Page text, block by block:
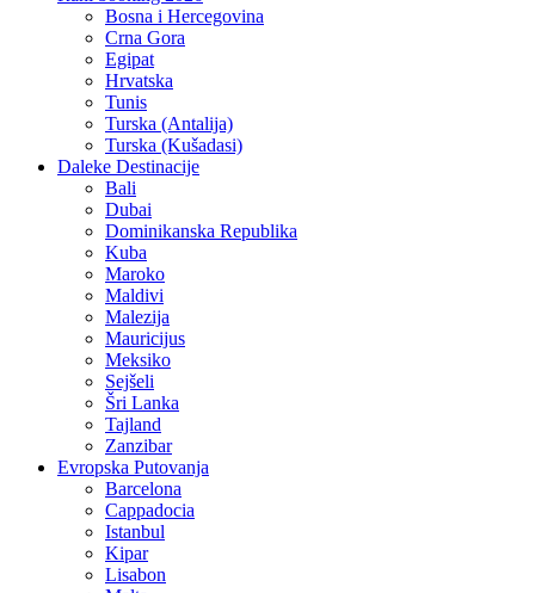
Bosna i Hercegovina
Crna Gora
Egipat
Hrvatska
Tunis
Turska (Antalija)
Turska (Kušadasi)
Daleke Destinacije
Bali
Dubai
Dominikanska Republika
Kuba
Maroko
Maldivi
Malezija
Mauricijus
Meksiko
Sejšeli
Šri Lanka
Tajland
Zanzibar
Evropska Putovanja
Barcelona
Cappadocia
Istanbul
Kipar
Lisabon